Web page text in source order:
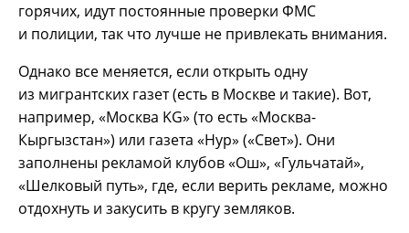
горячих, идут постоянные проверки ФМС
и полиции, так что лучше не привлекать внимания.
Однако все меняется, если открыть одну
из мигрантских газет (есть в Москве и такие). Вот,
например, «Москва KG» (то есть «Москва-
Кыргызстан») или газета «Нур» («Свет»). Они
заполнены рекламой клубов «Ош», «Гульчатай»,
«Шелковый путь», где, если верить рекламе, можно
отдохнуть и закусить в кругу земляков.